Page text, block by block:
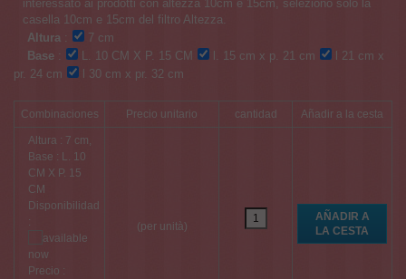
Altura :
7 cm
Base : L. 10 CM X P. 15 CM l. 15 cm x p. 21 cm
l 21 cm x
pr. 24 cm
l 30 cm x pr. 32 cm
Combinaciones Precio unitario cantidad Añadir a la cesta
Altura : 7 cm,
Base : L. 10
CM X P. 15
CM
Disponibilidad
:
Precio :
(per unità)